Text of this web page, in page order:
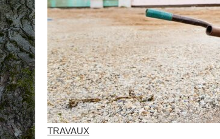
TRAVAUX